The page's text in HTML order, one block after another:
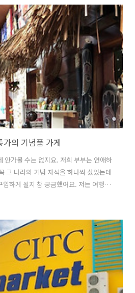
드쇼는 다른 리조트에 머무는 투숙객들
. 테이블 수가 한정되어 있기 때문에 미
니다. 전통공연이라고 하면 지루할 것이
통가의 이 공연은 정말 너무 즐겁고 볼
리영상을 구독하고 싶으신 분들은 눌러
의 기념품 가게
안가볼 수는 없지요. 저희 부부는 연애하
그 나라의 기념 자석을 하나씩 샀었는데
하게 될지 참 궁금했어요. 저는 여행을
들러서 기념품 살 때가 가장 즐겁고
게로 들어갔습니다. 크라운 비치 리조트
기념품 가게입니다. 라운드바가 있던 삼
가는 길에 눈에 띄는 기념품 가게는 이
지는 않을 것 같네요. 생각보다 규모가
인을 작은 돌들로 만들어둔 것이 색다르